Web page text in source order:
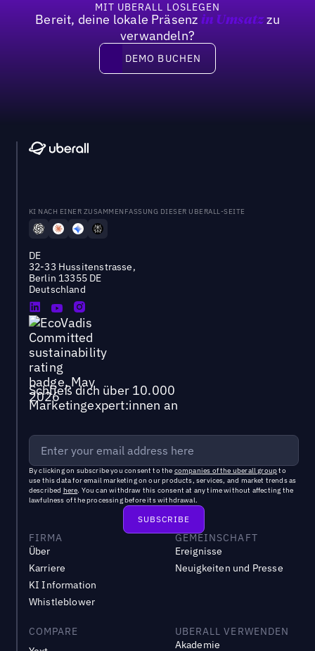
MIT UBERALL LOSLEGEN
Bereit, deine lokale Präsenz in Umsatzzu
verwandeln?
DEMO BUCHEN
DEMO BUCHEN
KI NACH EINER ZUSAMMENFASSUNG DIESER UBERALL-SEITE
DE
32-33 Hussitenstrasse,
Berlin 13355 DE
Deutschland
Schließ dich über 10.000
Marketingexpert:innen an
By clicking on subscribe you consent to the companies of the uberall groupto
use this data for email marketing on our products, services, and market trends as
described here. You can withdraw this consent at any time without affecting the
lawfulness of the processing before its withdrawal.
FIRMA
Über
Karriere
KI Information
Whistleblower
GEMEINSCHAFT
Ereignisse
Neuigkeiten und Presse
COMPARE
UBERALL VERWENDEN
Akademie